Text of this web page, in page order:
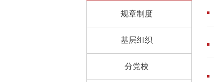
规章制度
基层组织
分党校